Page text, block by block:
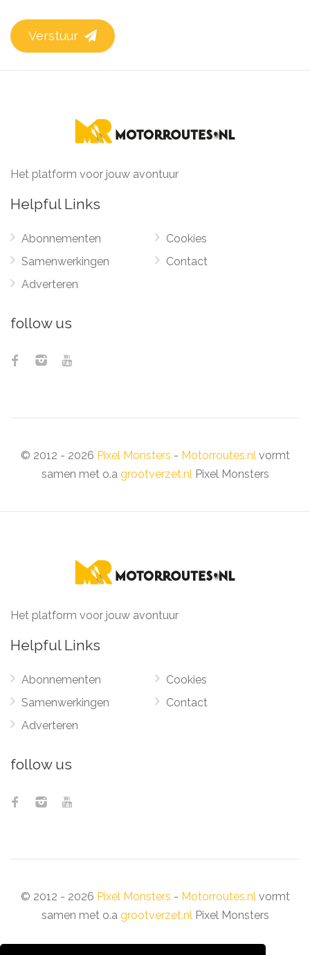
Verstuur
Het platform voor jouw avontuur
Helpful Links
Abonnementen
Samenwerkingen
Adverteren
Cookies
Contact
follow us
© 2012 - 2026 Pixel Monsters - Motorroutes.nlvormt
samen met o.a grootverzet.nlPixel Monsters
Het platform voor jouw avontuur
Helpful Links
Abonnementen
Samenwerkingen
Adverteren
Cookies
Contact
follow us
© 2012 - 2026 Pixel Monsters - Motorroutes.nlvormt
samen met o.a grootverzet.nlPixel Monsters